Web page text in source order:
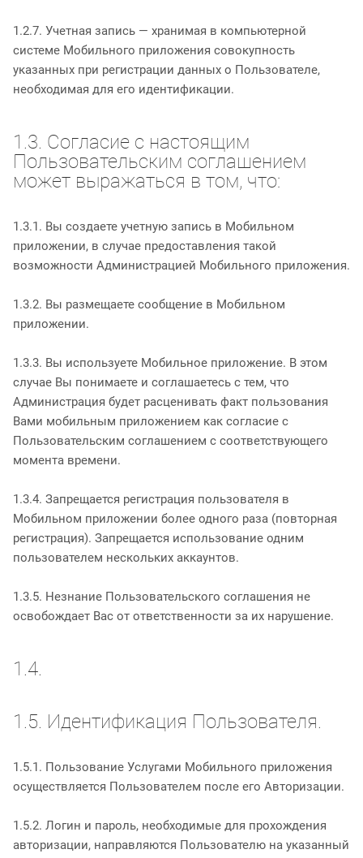
1.2.7. Учетная запись — хранимая в компьютерной
системе Мобильного приложения совокупность
указанных при регистрации данных о Пользователе,
необходимая для его идентификации.
1.3. Согласие с настоящим
Пользовательским соглашением
может выражаться в том, что:
1.3.1. Вы создаете учетную запись в Мобильном
приложении, в случае предоставления такой
возможности Администрацией Мобильного приложения.
1.3.2. Вы размещаете сообщение в Мобильном
приложении.
1.3.3. Вы используете Мобильное приложение. В этом
случае Вы понимаете и соглашаетесь с тем, что
Администрация будет расценивать факт пользования
Вами мобильным приложением как согласие с
Пользовательским соглашением с соответствующего
момента времени.
1.3.4. Запрещается регистрация пользователя в
Мобильном приложении более одного раза (повторная
регистрация). Запрещается использование одним
пользователем нескольких аккаунтов.
1.3.5. Незнание Пользовательского соглашения не
освобождает Вас от ответственности за их нарушение.
1.4.
1.5. Идентификация Пользователя.
1.5.1. Пользование Услугами Мобильного приложения
осуществляется Пользователем после его Авторизации.
1.5.2. Логин и пароль, необходимые для прохождения
авторизации, направляются Пользователю на указанный